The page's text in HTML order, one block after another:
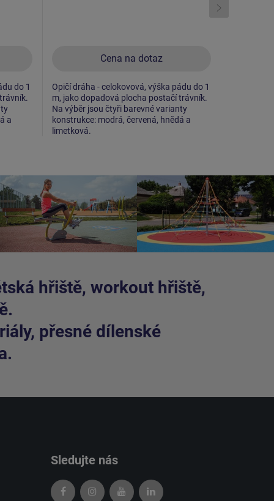
do 1
a
Cena na dotaz
Opičí dráha - celokovová, výška pádu do 1
m, jako dopadová plocha postačí trávník.
Na výběr jsou čtyři barevné varianty
konstrukce: modrá, červená, hnědá a
limetková.
hřiště, workout hřiště,
přesné dílenské
Sledujte nás